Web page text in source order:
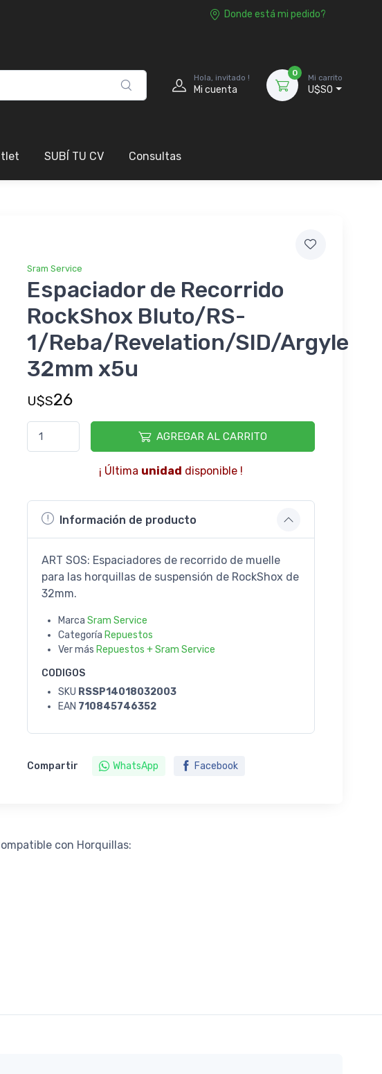
Donde está mi pedido?
Hola, invitado !
Mi cuenta
0
Mi carrito
U$S0
SUBÍ TU CV Consultas
Sram Service
Espaciador de Recorrido
RockShox Bluto/RS-
1/Reba/Revelation/SID/Argyle
32mm x5u
U$S26
AGREGAR AL CARRITO
¡ Última unidad disponible !
Información de producto
ART SOS: Espaciadores de recorrido de muelle
para las horquillas de suspensión de RockShox de
32mm.
Marca Sram Service
Categoría Repuestos
Ver más Repuestos + Sram Service
CODIGOS
SKU RSSP14018032003
EAN 710845746352
Compartir WhatsApp Facebook
con Horquillas: